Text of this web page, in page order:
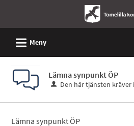
L Meny
Lämna synpunkt ÖP
Den här tjänsten
Lämna synpunkt ÖP